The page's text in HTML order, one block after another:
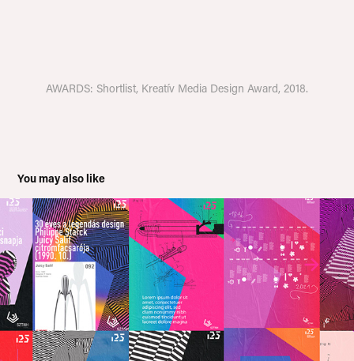
AWARDS: Shortlist, Kreatív Media Design Award, 2018.
You may also like